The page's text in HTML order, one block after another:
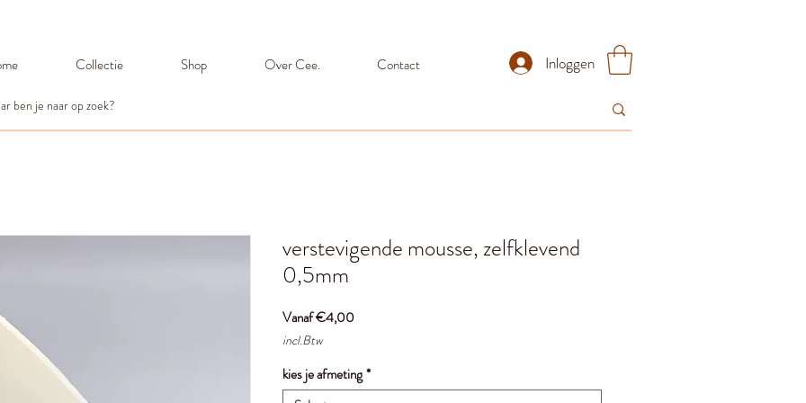
Inloggen
Collectie Shop Over Cee. Contact
verstevigende mousse, zelfklevend
0,5mm
Vanaf€4,00Verkoopprijs
incl.Btw
kies je afmeting*